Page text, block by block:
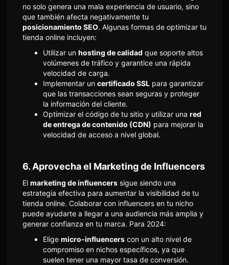
no solo genera una mala experiencia de usuario, sino
que también afecta negativamente tu
posicionamiento SEO. Algunas formas de optimizar tu
tienda online incluyen:
Utilizar un hosting de calidad que soporte altos
volúmenes de tráfico y garantice una rápida
velocidad de carga.
Implementar un certificado SSLpara garantizar
que las transacciones sean seguras y proteger
la información del cliente.
Optimizar el código de tu sitio y utilizar una red
de entrega de contenido (CDN) para mejorar la
velocidad de acceso a nivel global.
6.Aprovecha el Marketing de Influencers
El marketing de influencerssigue siendo una
estrategia efectiva para aumentar la visibilidad de tu
tienda online. Colaborar con influencers en tu nicho
puede ayudarte a llegar a una audiencia más amplia y
generar confianza en tu marca. Para 2024:
Elige micro-influencerscon un alto nivel de
compromiso en nichos específicos, ya que
suelen tener una mayor tasa de conversión.